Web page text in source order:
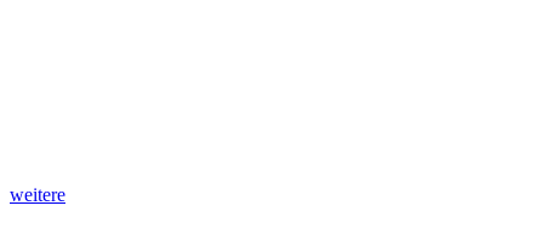
weitere